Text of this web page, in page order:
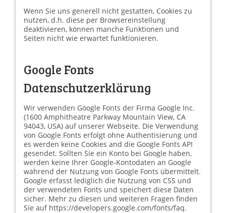
Wenn Sie uns generell nicht gestatten, Cookies zu
nutzen, d.h. diese per Browsereinstellung
deaktivieren, können manche Funktionen und
Seiten nicht wie erwartet funktionieren.
Google Fonts
Datenschutzerklärung
Wir verwenden Google Fonts der Firma Google Inc.
(1600 Amphitheatre Parkway Mountain View, CA
94043, USA) auf unserer Webseite. Die Verwendung
von Google Fonts erfolgt ohne Authentisierung und
es werden keine Cookies and die Google Fonts API
gesendet. Sollten Sie ein Konto bei Google haben,
werden keine Ihrer Google-Kontodaten an Google
während der Nutzung von Google Fonts übermittelt.
Google erfasst lediglich die Nutzung von CSS und
der verwendeten Fonts und speichert diese Daten
sicher. Mehr zu diesen und weiteren Fragen finden
Sie auf https://developers.google.com/fonts/faq.